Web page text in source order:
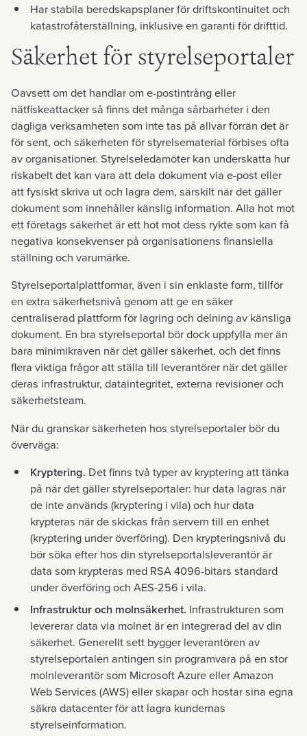
Har stabila beredskapsplaner för driftskontinuitet och
katastrofåterställning, inklusive en garanti för drifttid.
Säkerhet för styrelseportaler
Oavsett om det handlar om e-postintrång eller
nätfiskeattacker så finns det många sårbarheter i den
dagliga verksamheten som inte tas på allvar förrän det är
för sent, och säkerheten för styrelsematerial förbises ofta
av organisationer. Styrelseledamöter kan underskatta hur
riskabelt det kan vara att dela dokument via e-post eller
att fysiskt skriva ut och lagra dem, särskilt när det gäller
dokument som innehåller känslig information. Alla hot mot
ett företags säkerhet är ett hot mot dess rykte som kan få
negativa konsekvenser på organisationens finansiella
ställning och varumärke.
Styrelseportalplattformar, även i sin enklaste form, tillför
en extra säkerhetsnivå genom att ge en säker
centraliserad plattform för lagring och delning av känsliga
dokument. En bra styrelseportal bör dock uppfylla mer än
bara minimikraven när det gäller säkerhet, och det finns
flera viktiga frågor att ställa till leverantörer när det gäller
deras infrastruktur, dataintegritet, externa revisioner och
säkerhetsteam.
När du granskar säkerheten hos styrelseportaler bör du
överväga:
Kryptering. Det finns två typer av kryptering att tänka
på när det gäller styrelseportaler: hur data lagras när
de inte används (kryptering i vila) och hur data
krypteras när de skickas från servern till en enhet
(kryptering under överföring). Den krypteringsnivå du
bör söka efter hos din styrelseportalsleverantör är
data som krypteras med RSA 4096-bitars standard
under överföring och AES-256 i vila.
Infrastruktur och molnsäkerhet. Infrastrukturen som
levererar data via molnet är en integrerad del av din
säkerhet. Generellt sett bygger leverantören av
styrelseportalen antingen sin programvara på en stor
molnleverantör som Microsoft Azure eller Amazon
Web Services (AWS) eller skapar och hostar sina egna
säkra datacenter för att lagra kundernas
styrelseinformation.